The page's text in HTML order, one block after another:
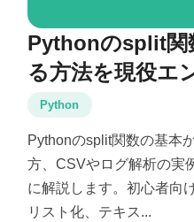
Pythonのsplit関
る方法を現役エ
Python
Pythonのsplit関数の基本
方、CSVやログ解析の実
に解説します。初心者向
リスト化、テキス...